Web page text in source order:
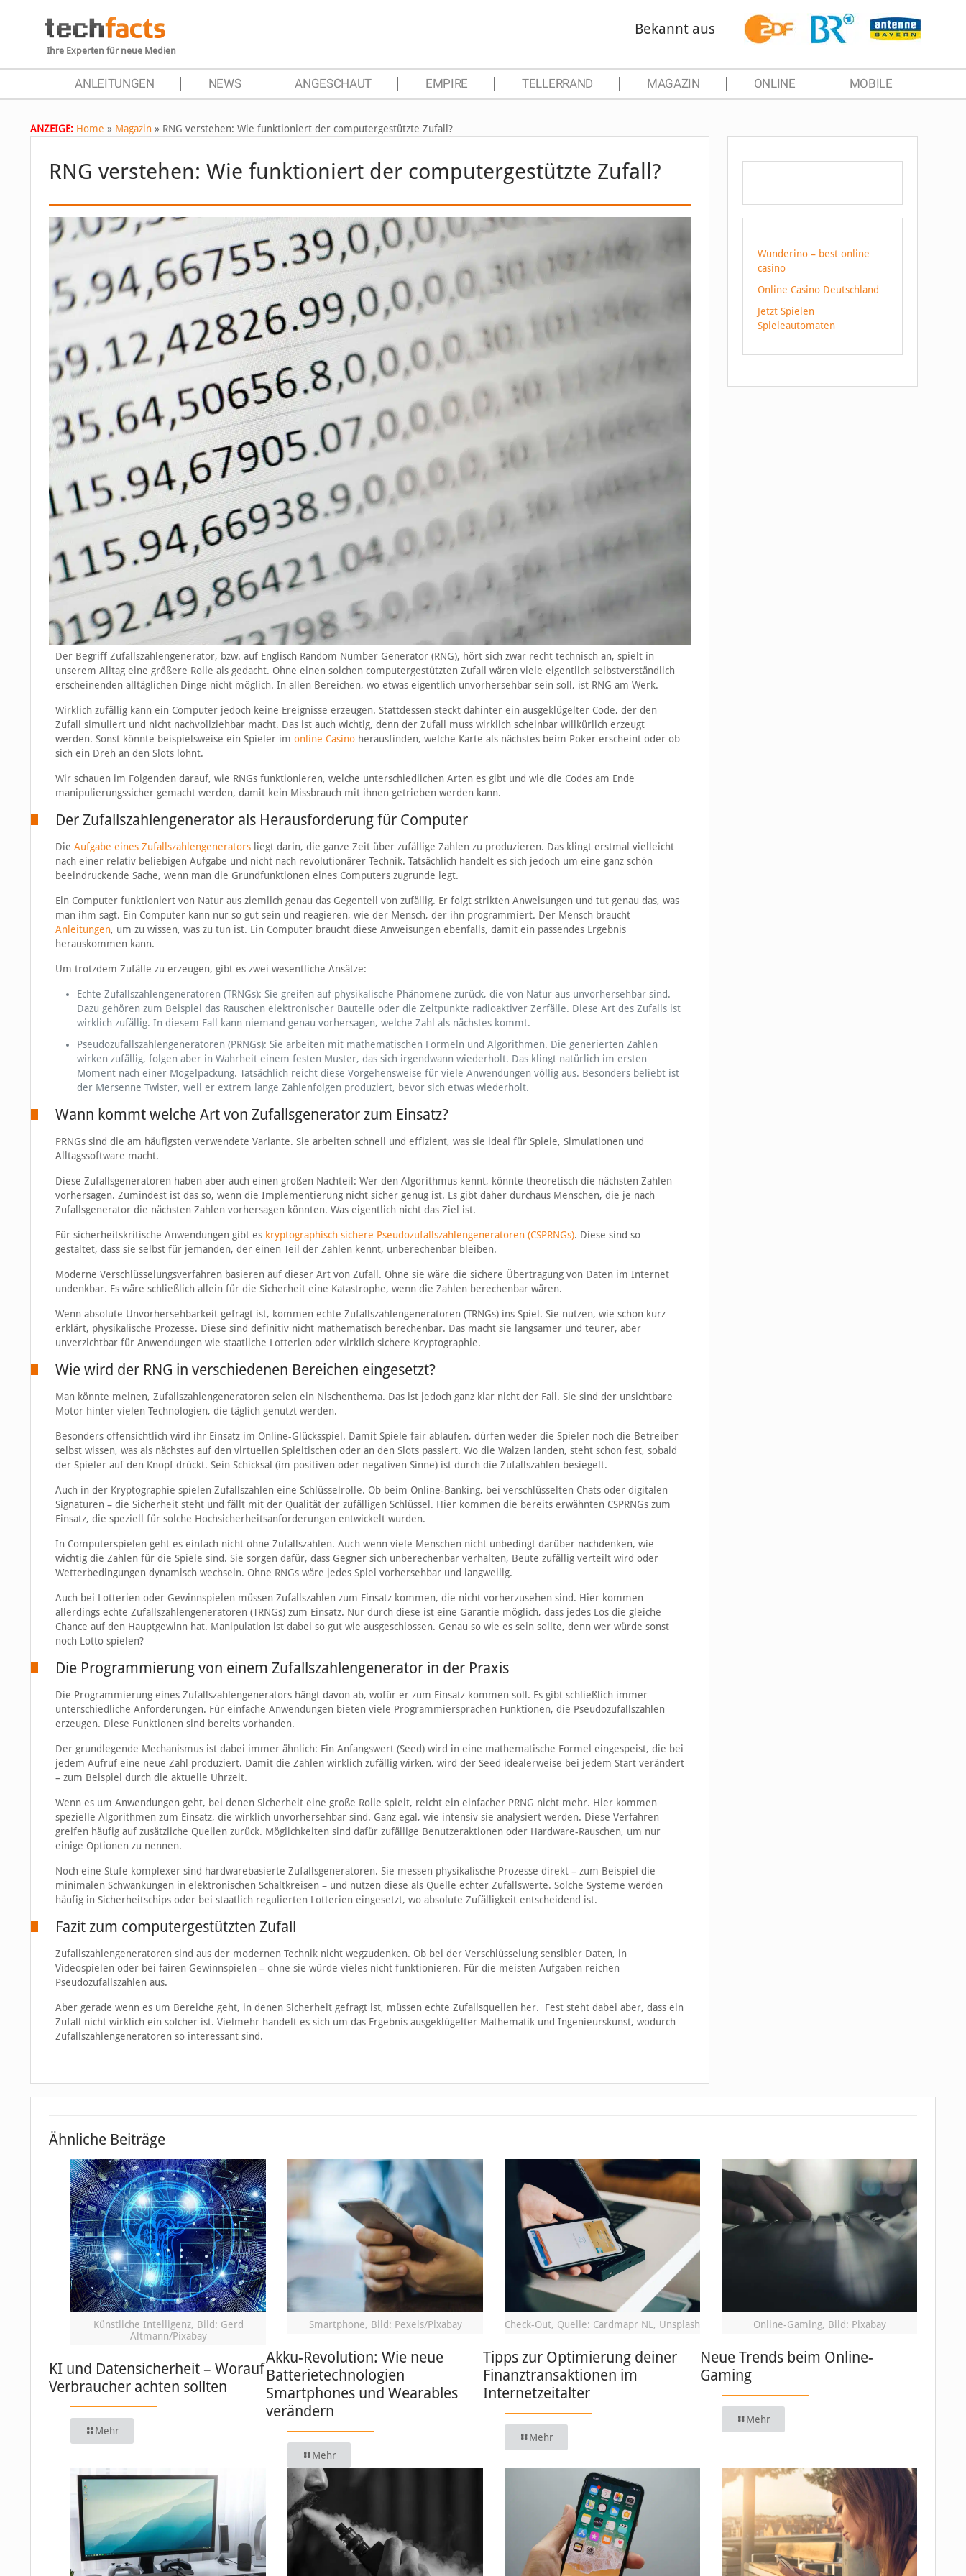
Ihre Experten für neue Medien
Bekannt aus
ANLEITUNGEN NEWS ANGESCHAUT EMPIRE TELLERRAND MAGAZIN ONLINE MOBILE
ANZEIGE: Home » Magazin » RNG verstehen: Wie funktioniert der computergestützte Zufall?
RNG verstehen: Wie funktioniert der computergestützte Zufall?
Der Begriff Zufallszahlengenerator, bzw. auf Englisch Random Number Generator (RNG), hört sich zwar recht technisch an, spielt in
unserem Alltag eine größere Rolle als gedacht. Ohne einen solchen computergestützten Zufall wären viele eigentlich selbstverständlich
erscheinenden alltäglichen Dinge nicht möglich. In allen Bereichen, wo etwas eigentlich unvorhersehbar sein soll, ist RNG am Werk.
Wirklich zufällig kann ein Computer jedoch keine Ereignisse erzeugen. Stattdessen steckt dahinter ein ausgeklügelter Code, der den
Zufall simuliert und nicht nachvollziehbar macht. Das ist auch wichtig, denn der Zufall muss wirklich scheinbar willkürlich erzeugt
werden. Sonst könnte beispielsweise ein Spieler im online Casinoherausfinden, welche Karte als nächstes beim Poker erscheint oder ob
sich ein Dreh an den Slots lohnt.
Wir schauen im Folgenden darauf, wie RNGs funktionieren, welche unterschiedlichen Arten es gibt und wie die Codes am Ende
manipulierungssicher gemacht werden, damit kein Missbrauch mit ihnen getrieben werden kann.
Der Zufallszahlengenerator als Herausforderung für Computer
Die Aufgabe einesZufallszahlengeneratorsliegt darin, die ganze Zeit über zufällige Zahlen zu produzieren. Das klingt erstmal vielleicht
nach einer relativ beliebigen Aufgabe und nicht nach revolutionärer Technik. Tatsächlich handelt es sich jedoch um eine ganz schön
beeindruckende Sache, wenn man die Grundfunktionen eines Computers zugrunde legt.
Ein Computer funktioniert von Natur aus ziemlich genau das Gegenteil von zufällig. Er folgt strikten Anweisungen und tut genau das, was
man ihm sagt. Ein Computer kann nur so gut sein und reagieren, wie der Mensch, der ihn programmiert. Der Mensch braucht
Anleitungen, um zu wissen, was zu tun ist. Ein Computer braucht diese Anweisungen ebenfalls, damit ein passendes Ergebnis
herauskommen kann.
Um trotzdem Zufälle zu erzeugen, gibt es zwei wesentliche Ansätze:
Echte Zufallszahlengeneratoren (TRNGs): Sie greifen auf physikalische Phänomene zurück, die von Natur aus unvorhersehbar sind.
Dazu gehören zum Beispiel das Rauschen elektronischer Bauteile oder die Zeitpunkte radioaktiver Zerfälle. Diese Art des Zufalls ist
wirklich zufällig. In diesem Fall kann niemand genau vorhersagen, welche Zahl als nächstes kommt.
Pseudozufallszahlengeneratoren (PRNGs): Sie arbeiten mit mathematischen Formeln und Algorithmen. Die generierten Zahlen
wirken zufällig, folgen aber in Wahrheit einem festen Muster, das sich irgendwann wiederholt. Das klingt natürlich im ersten
Moment nach einer Mogelpackung. Tatsächlich reicht diese Vorgehensweise für viele Anwendungen völlig aus. Besonders beliebt ist
der Mersenne Twister, weil er extrem lange Zahlenfolgen produziert, bevor sich etwas wiederholt.
Wann kommt welche Art von Zufallsgenerator zum Einsatz?
PRNGs sind die am häufigsten verwendete Variante. Sie arbeiten schnell und effizient, was sie ideal für Spiele, Simulationen und
Alltagssoftware macht.
Diese Zufallsgeneratoren haben aber auch einen großen Nachteil: Wer den Algorithmus kennt, könnte theoretisch die nächsten Zahlen
vorhersagen. Zumindest ist das so, wenn die Implementierung nicht sicher genug ist. Es gibt daher durchaus Menschen, die je nach
Zufallsgenerator die nächsten Zahlen vorhersagen könnten. Was eigentlich nicht das Ziel ist.
Für sicherheitskritische Anwendungen gibt es kryptographisch sichere Pseudozufallszahlengeneratoren (CSPRNGs). Diese sind so
gestaltet, dass sie selbst für jemanden, der einen Teil der Zahlen kennt, unberechenbar bleiben.
Moderne Verschlüsselungsverfahren basieren auf dieser Art von Zufall. Ohne sie wäre die sichere Übertragung von Daten im Internet
undenkbar. Es wäre schließlich allein für die Sicherheit eine Katastrophe, wenn die Zahlen berechenbar wären.
Wenn absolute Unvorhersehbarkeit gefragt ist, kommen echte Zufallszahlengeneratoren (TRNGs) ins Spiel. Sie nutzen, wie schon kurz
erklärt, physikalische Prozesse. Diese sind definitiv nicht mathematisch berechenbar. Das macht sie langsamer und teurer, aber
unverzichtbar für Anwendungen wie staatliche Lotterien oder wirklich sichere Kryptographie.
Wie wird der RNG in verschiedenen Bereichen eingesetzt?
Man könnte meinen, Zufallszahlengeneratoren seien ein Nischenthema. Das ist jedoch ganz klar nicht der Fall. Sie sind der unsichtbare
Motor hinter vielen Technologien, die täglich genutzt werden.
Besonders offensichtlich wird ihr Einsatz im Online-Glücksspiel. Damit Spiele fair ablaufen, dürfen weder die Spieler noch die Betreiber
selbst wissen, was als nächstes auf den virtuellen Spieltischen oder an den Slots passiert. Wo die Walzen landen, steht schon fest, sobald
der Spieler auf den Knopf drückt. Sein Schicksal (im positiven oder negativen Sinne) ist durch die Zufallszahlen besiegelt.
Auch in der Kryptographie spielen Zufallszahlen eine Schlüsselrolle. Ob beim Online-Banking, bei verschlüsselten Chats oder digitalen
Signaturen – die Sicherheit steht und fällt mit der Qualität der zufälligen Schlüssel. Hier kommen die bereits erwähnten CSPRNGs zum
Einsatz, die speziell für solche Hochsicherheitsanforderungen entwickelt wurden.
In Computerspielen geht es einfach nicht ohne Zufallszahlen. Auch wenn viele Menschen nicht unbedingt darüber nachdenken, wie
wichtig die Zahlen für die Spiele sind. Sie sorgen dafür, dass Gegner sich unberechenbar verhalten, Beute zufällig verteilt wird oder
Wetterbedingungen dynamisch wechseln. Ohne RNGs wäre jedes Spiel vorhersehbar und langweilig.
Auch bei Lotterien oder Gewinnspielen müssen Zufallszahlen zum Einsatz kommen, die nicht vorherzusehen sind. Hier kommen
allerdings echte Zufallszahlengeneratoren (TRNGs) zum Einsatz. Nur durch diese ist eine Garantie möglich, dass jedes Los die gleiche
Chance auf den Hauptgewinn hat. Manipulation ist dabei so gut wie ausgeschlossen. Genau so wie es sein sollte, denn wer würde sonst
noch Lotto spielen?
Die Programmierung von einem Zufallszahlengenerator in der Praxis
Die Programmierung eines Zufallszahlengenerators hängt davon ab, wofür er zum Einsatz kommen soll. Es gibt schließlich immer
unterschiedliche Anforderungen. Für einfache Anwendungen bieten viele Programmiersprachen Funktionen, die Pseudozufallszahlen
erzeugen. Diese Funktionen sind bereits vorhanden.
Der grundlegende Mechanismus ist dabei immer ähnlich: Ein Anfangswert (Seed) wird in eine mathematische Formel eingespeist, die bei
jedem Aufruf eine neue Zahl produziert. Damit die Zahlen wirklich zufällig wirken, wird der Seed idealerweise bei jedem Start verändert
– zum Beispiel durch die aktuelle Uhrzeit.
Wenn es um Anwendungen geht, bei denen Sicherheit eine große Rolle spielt, reicht ein einfacher PRNG nicht mehr. Hier kommen
spezielle Algorithmen zum Einsatz, die wirklich unvorhersehbar sind. Ganz egal, wie intensiv sie analysiert werden. Diese Verfahren
greifen häufig auf zusätzliche Quellen zurück. Möglichkeiten sind dafür zufällige Benutzeraktionen oder Hardware-Rauschen, um nur
einige Optionen zu nennen.
Noch eine Stufe komplexer sind hardwarebasierte Zufallsgeneratoren. Sie messen physikalische Prozesse direkt – zum Beispiel die
minimalen Schwankungen in elektronischen Schaltkreisen – und nutzen diese als Quelle echter Zufallswerte. Solche Systeme werden
häufig in Sicherheitschips oder bei staatlich regulierten Lotterien eingesetzt, wo absolute Zufälligkeit entscheidend ist.
Fazit zum computergestützten Zufall
Zufallszahlengeneratoren sind aus der modernen Technik nicht wegzudenken. Ob bei der Verschlüsselung sensibler Daten, in
Videospielen oder bei fairen Gewinnspielen – ohne sie würde vieles nicht funktionieren. Für die meisten Aufgaben reichen
Pseudozufallszahlen aus.
Aber gerade wenn es um Bereiche geht, in denen Sicherheit gefragt ist, müssen echte Zufallsquellen her. Fest steht dabei aber, dass ein
Zufall nicht wirklich ein solcher ist. Vielmehr handelt es sich um das Ergebnis ausgeklügelter Mathematik und Ingenieurskunst, wodurch
Zufallszahlengeneratoren so interessant sind.
Wunderino – best online
casino
Online Casino Deutschland
Jetzt Spielen
Spieleautomaten
Ähnliche Beiträge
Künstliche Intelligenz, Bild: Gerd
Altmann/Pixabay
KI und Datensicherheit – Worauf
Verbraucher achten sollten
Mehr
Smartphone, Bild: Pexels/Pixabay
Akku-Revolution: Wie neue
Batterietechnologien
Smartphones und Wearables
verändern
Mehr
Check-Out, Quelle: Cardmapr NL, Unsplash
Tipps zur Optimierung deiner
Finanztransaktionen im
Internetzeitalter
Mehr
Online-Gaming, Bild: Pixabay
Neue Trends beim Online-
Gaming
Mehr